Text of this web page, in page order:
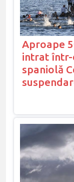
Aproape
intrat într-
spaniolă